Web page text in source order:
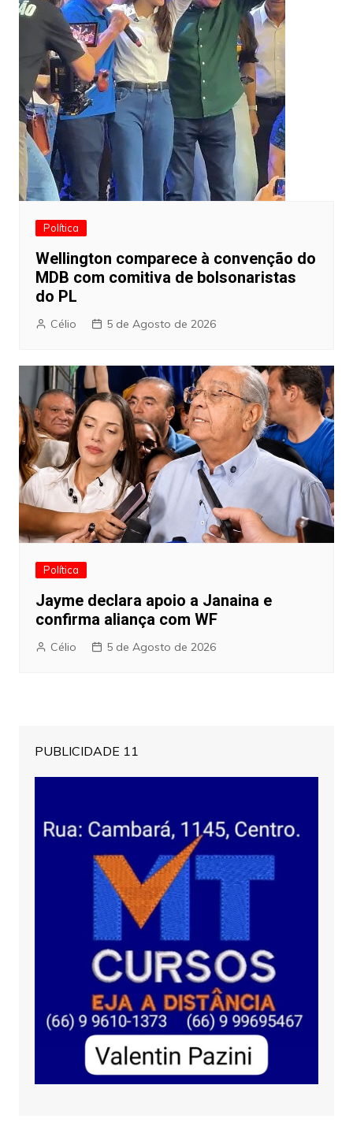
Política
Wellington comparece à convenção do
MDB com comitiva de bolsonaristas
do PL
Célio 5 de Agosto de 2026
Política
Jayme declara apoio a Janaina e
confirma aliança com WF
Célio 5 de Agosto de 2026
PUBLICIDADE 11